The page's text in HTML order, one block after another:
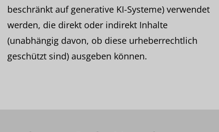
beschränkt auf generative KI-Systeme) verwendet
werden, die direkt oder indirekt Inhalte
(unabhängig davon, ob diese urheberrechtlich
geschützt sind) ausgeben können.